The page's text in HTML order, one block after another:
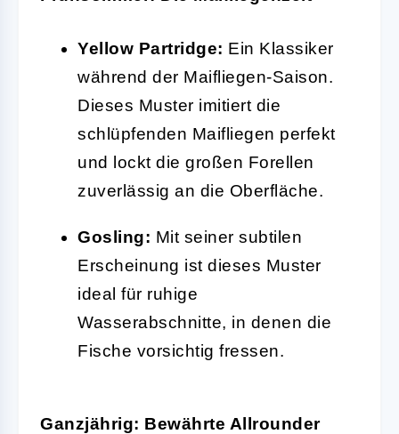
Yellow Partridge: Ein Klassiker
während der Maifliegen-Saison.
Dieses Muster imitiert die
schlüpfenden Maifliegen perfekt
und lockt die großen Forellen
zuverlässig an die Oberfläche.
Gosling: Mit seiner subtilen
Erscheinung ist dieses Muster
ideal für ruhige
Wasserabschnitte, in denen die
Fische vorsichtig fressen.
Ganzjährig: Bewährte Allrounder